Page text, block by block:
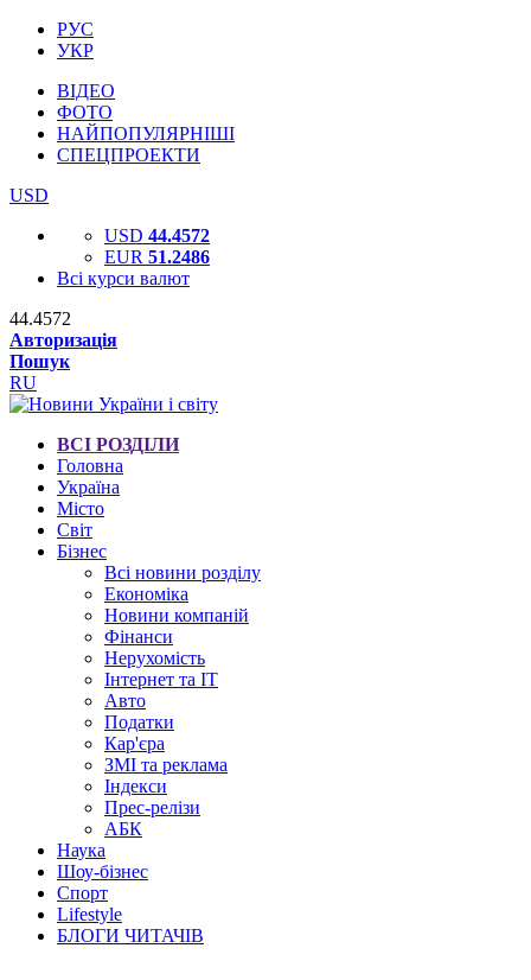
РУС
УКР
ВІДЕО
ФОТО
НАЙПОПУЛЯРНІШІ
СПЕЦПРОЕКТИ
USD
USD 44.4572
EUR 51.2486
Всі курси валют
44.4572
Авторизація
Пошук
RU
ВСІ РОЗДІЛИ
Головна
Україна
Місто
Світ
Бізнес
Всі новини розділу
Економіка
Новини компаній
Фінанси
Нерухомість
Інтернет та IT
Авто
Податки
Кар'єра
ЗМІ та реклама
Індекси
Прес-релізи
АБК
Наука
Шоу-бізнес
Спорт
Lifestyle
БЛОГИ ЧИТАЧІВ